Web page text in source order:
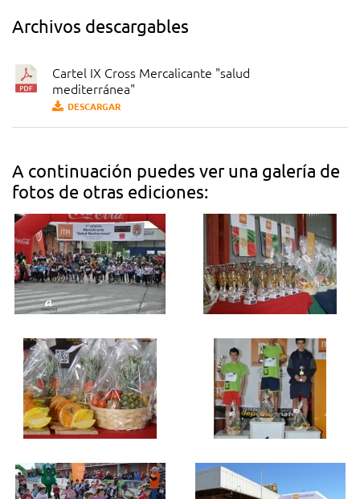
Archivos descargables
Cartel IX Cross Mercalicante "salud
mediterránea"
DESCARGAR
A continuación puedes ver una galería de
fotos de otras ediciones: